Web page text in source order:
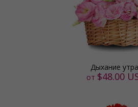
Дыхание утра
от $48.00